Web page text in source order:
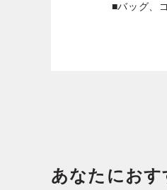
■バッグ、
あなたにおす